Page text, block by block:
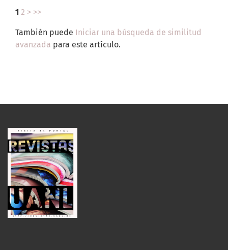
1 2 > >>
También puede Iniciar una búsqueda de similitud
avanzada para este artículo.